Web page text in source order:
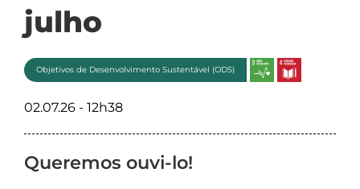
julho
Objetivos de Desenvolvimento Sustentável (ODS)
02.07.26 - 12h38
Queremos ouvi-lo!